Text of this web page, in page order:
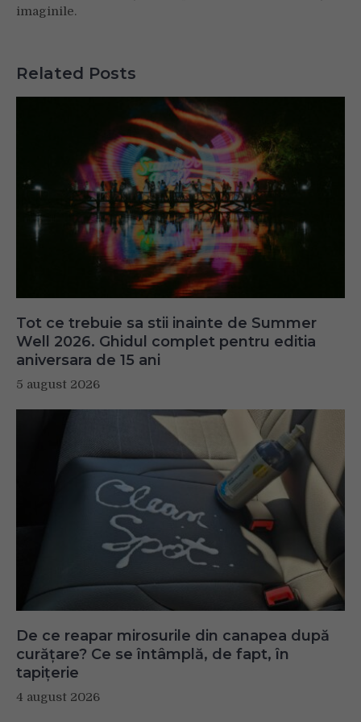
imaginile.
Related Posts
Tot ce trebuie sa stii inainte de Summer
Well 2026. Ghidul complet pentru editia
aniversara de 15 ani
5 august 2026
De ce reapar mirosurile din canapea după
curățare? Ce se întâmplă, de fapt, în
tapițerie
4 august 2026